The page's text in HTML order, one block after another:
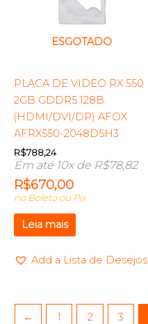
ESGOTADO
PLACA DE VIDEO RX 550
2GB GDDR5 128B.
(HDMI/DVI/DP) AFOX
AFRX550-2048D5H3
R$788,24
Em até 10x de R$78,82
R$670,00
no Boleto ou Pix
Leia mais
Add a Lista de Desejos
← 1 2 3